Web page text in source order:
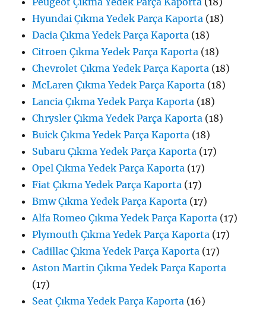
Hyundai Çıkma Yedek Parça Kaporta (18)
Dacia Çıkma Yedek Parça Kaporta (18)
Citroen Çıkma Yedek Parça Kaporta (18)
Chevrolet Çıkma Yedek Parça Kaporta (18)
McLaren Çıkma Yedek Parça Kaporta (18)
Lancia Çıkma Yedek Parça Kaporta (18)
Chrysler Çıkma Yedek Parça Kaporta (18)
Buick Çıkma Yedek Parça Kaporta (18)
Subaru Çıkma Yedek Parça Kaporta (17)
Opel Çıkma Yedek Parça Kaporta (17)
Fiat Çıkma Yedek Parça Kaporta (17)
Bmw Çıkma Yedek Parça Kaporta (17)
Alfa Romeo Çıkma Yedek Parça Kaporta (17)
Plymouth Çıkma Yedek Parça Kaporta (17)
Cadillac Çıkma Yedek Parça Kaporta (17)
Aston Martin Çıkma Yedek Parça Kaporta
(17)
Seat Çıkma Yedek Parça Kaporta (16)